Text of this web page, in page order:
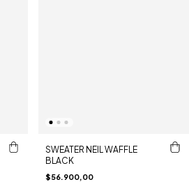
SWEATER NEIL WAFFLE
BLACK
$56.900,00